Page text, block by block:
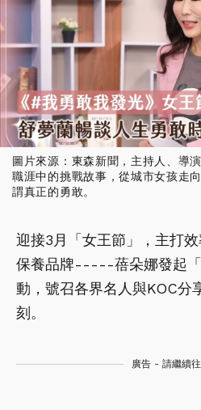
圖片來源：東森新聞，主持人、導
職涯中的挑戰故事，從城市女孩走
謂真正的勇敢。
迎接3月「女王節」，主打
保養品牌-----蓓朵娜發起「
動，號召各界名人與KOC分
刻。
廣告 - 請繼續